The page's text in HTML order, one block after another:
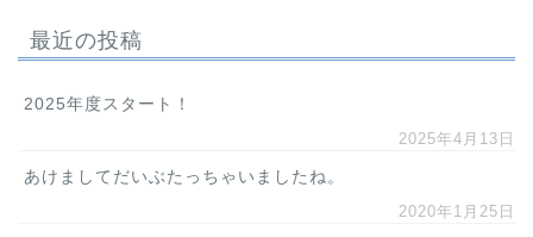
最近の投稿
2025年度スタート！
2025年4月13日
あけましてだいぶたっちゃいましたね。
2020年1月25日